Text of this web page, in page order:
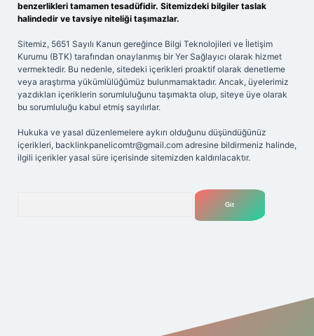
benzerlikleri tamamen tesadüfidir. Sitemizdeki bilgiler taslak
halindedir ve tavsiye niteliği taşımazlar.
Sitemiz, 5651 Sayılı Kanun gereğince Bilgi Teknolojileri ve İletişim
Kurumu (BTK) tarafından onaylanmış bir Yer Sağlayıcı olarak hizmet
vermektedir. Bu nedenle, sitedeki içerikleri proaktif olarak denetleme
veya araştırma yükümlülüğümüz bulunmamaktadır. Ancak, üyelerimiz
yazdıkları içeriklerin sorumluluğunu taşımakta olup, siteye üye olarak
bu sorumluluğu kabul etmiş sayılırlar.
Hukuka ve yasal düzenlemelere aykırı olduğunu düşündüğünüz
içerikleri, backlinkpanelicomtr@gmail.com adresine bildirmeniz halinde,
ilgili içerikler yasal süre içerisinde sitemizden kaldırılacaktır.